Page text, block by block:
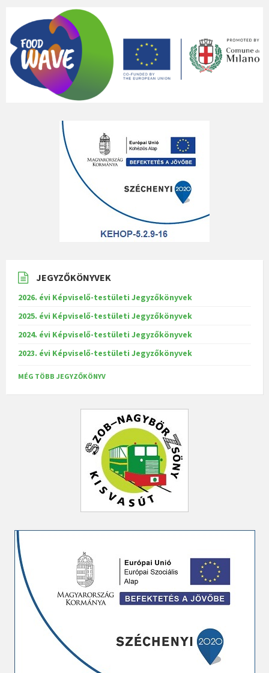
JEGYZŐKÖNYVEK
2026. évi Képviselő-testületi Jegyzőkönyvek
2025. évi Képviselő-testületi Jegyzőkönyvek
2024. évi Képviselő-testületi Jegyzőkönyvek
2023. évi Képviselő-testületi Jegyzőkönyvek
MÉG TÖBB JEGYZŐKÖNYV